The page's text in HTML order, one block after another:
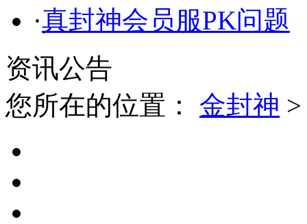
·真封神会员服PK问题
资讯公告
您所在的位置： 金封神